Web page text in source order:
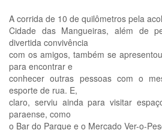
A corrida de 10 de quilômetros pela
Cidade das Mangueiras, além de
divertida convivência
com os amigos, também se
para encontrar e
conhecer outras pessoas com o
esporte de rua. E,
claro, serviu ainda para visitar
paraense, como
o Bar do Parque e o Mercado Ver-o-